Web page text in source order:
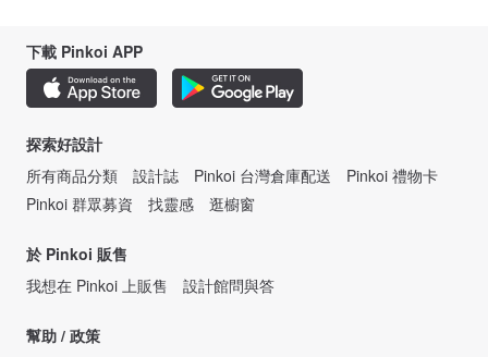
下載 Pinkoi APP
探索好設計
所有商品分類
設計誌 Pinkoi 台灣倉庫配送
Pinkoi 禮物卡
Pinkoi 群眾募資
找靈感 逛櫥窗
於 Pinkoi 販售
我想在 Pinkoi 上販售
設計館問與答
幫助 / 政策